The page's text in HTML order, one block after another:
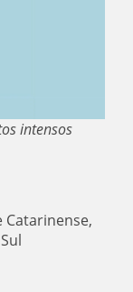
intensos
Catarinense,